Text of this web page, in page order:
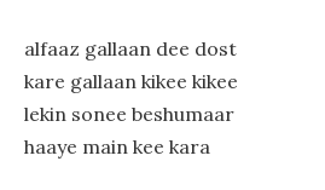
alfaaz gallaan dee dost
kare gallaan kikee kikee
lekin sonee beshumaar
haaye main kee kara